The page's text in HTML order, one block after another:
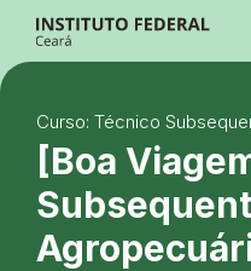
Ir para a busca
Ir para o menu principal
Ir para o conteúdo
Alto Contraste
Login da Área Administrativa
Acessibilidade
Curso: Técnico
[Boa